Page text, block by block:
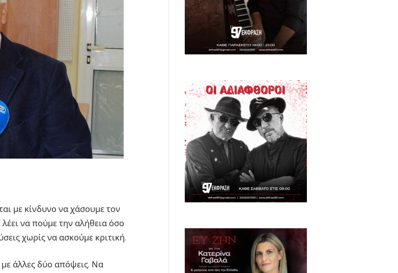
με κίνδυνο να χάσουμε τον
να πούμε την αλήθεια όσο
χωρίς να ασκούμε κριτική.
με άλλες δύο απόψεις. Να